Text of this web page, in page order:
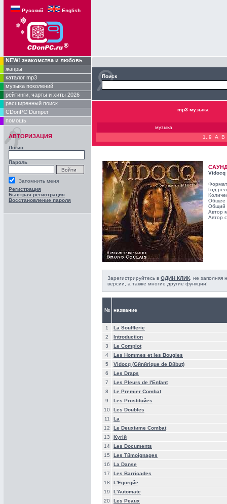
Русский English
NEW! знакомства и любовь
жанры
каталог mp3
музыка поколений
рейтинги, чарты и хиты 2026
расширенный поиск
CDonPC Dumper
помощь
АВТОРИЗАЦИЯ
Логин
Пароль
Запомнить меня
Регистрация
Быстрая регистрация
Восстановление пароля
Поиск
mp3 музыка
музыка
1..9
A B
Vidocq
Год
Общее
Общий
Автор
Автор
Зарегистрируйтесь в ОДИН КЛИК , не
версии, а также многие другие функции!
№ название
1
La Soufflerie
2
Introduction
3
Le Complot
4
Les Hommes et les Bougies
5
Vidocq (Gйnйrique de Dйbut)
6
Les Draps
7
Les Pleurs de l'Enfant
8
Le Premier Combat
9
Les Prostituйes
10
Les Doubles
11
La
12
Le Deuxiиme Combat
13
Kyriй
14
Les Documents
15
Les Tйmoignages
16
La Danse
17
Les Barricades
18
L'Egorgйe
19
L'Automate
20
Les Peaux